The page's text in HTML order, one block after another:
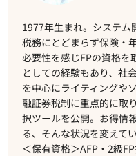
1977年生まれ。システム
税務にとどまらず保険・
必要性を感じFPの資格を
としての経験もあり、社
を中心にライティングや
融証券税制に重点的に取
択ツールを公開。お得情
る、そんな状況を変えて
＜保有資格＞AFP・2級